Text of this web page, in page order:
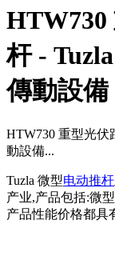
HTW730
杆 -
傳動設備
HTW730 重型光伏
動設備...
Tuzla 微型电动推杆
产业,产品包括:微型
产品性能价格都具